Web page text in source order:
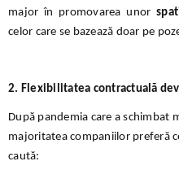
major în promovarea unor
celor care se bazează doar pe
2. Flexibilitatea contractuală
După pandemia care a schimbat
majoritatea companiilor preferă
caută: